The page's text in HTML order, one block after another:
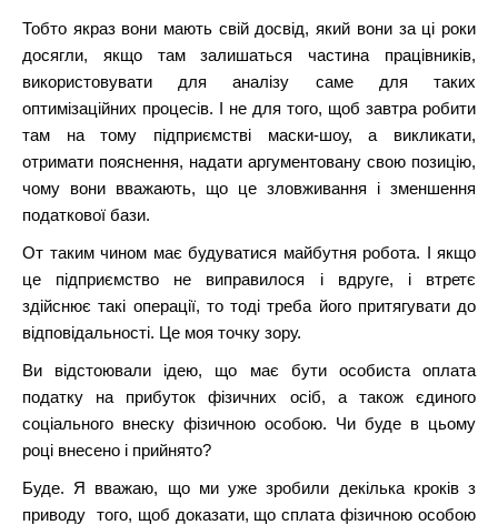
Тобто якраз вони мають свій досвід, який вони за ці роки
досягли, якщо там залишаться частина працівників,
використовувати для аналізу саме для таких
оптимізаційних процесів. І не для того, щоб завтра робити
там на тому підприємстві маски-шоу, а викликати,
отримати пояснення, надати аргументовану свою позицію,
чому вони вважають, що це зловживання і зменшення
податкової бази.
От таким чином має будуватися майбутня робота. І якщо
це підприємство не виправилося і вдруге, і втретє
здійснює такі операції, то тоді треба його притягувати до
відповідальності. Це моя точку зору.
Ви відстоювали ідею, що має бути особиста оплата
податку на прибуток фізичних осіб, а також єдиного
соціального внеску фізичною особою. Чи буде в цьому
році внесено і прийнято?
Буде. Я вважаю, що ми уже зробили декілька кроків з
приводу того, щоб доказати, що сплата фізичною особою